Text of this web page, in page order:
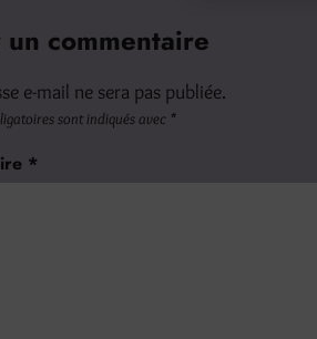
un commentaire
e-mail ne sera pas publiée.
sont indiqués avec *
*